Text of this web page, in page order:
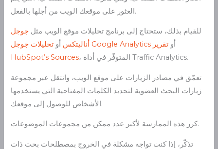
العثور على موقعك الويب من أجلها بالفعل.
للقيام بذلك، ستحتاج إلى برنامج تحليلات موقع الويب مثل جوجل
أناليتكس أو تحليلات جوجل Google Analytics أو تقرير
HubSpot’s Sources
، المتوفّر في أداة Traffic Analytics.
تعمّق في مصادر الزيارات على موقع الويب، وانتقل عبر مجموعة
زيارات البحث العضوية لتحديد الكلمات المفتاحية التي يستخدمها
الأشخاص للوصول إلى موقعك.
كرر هذه الممارسة لأكبر عدد ممكن من مجموعات الموضوعات.
تذكّر، إذا كنت تواجه مشكلة في الخروج بمصطلحات بحث ذات